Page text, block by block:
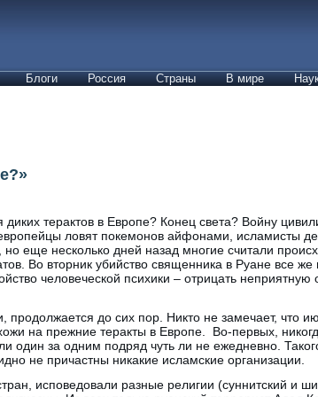
Блоги Россия Страны В мире
диких терактов в Европе? Конец света? Войну
ловят покемонов айфонами, исламисты
но еще несколько дней назад многие считали
Во вторник убийство священника в Руане все же
человеческой психики – отрицать неприятную
продолжается до сих пор. Никто не замечает, что
на прежние теракты в Европе. Во-первых,
один за одним подряд чуть ли не ежедневно.
не причастны никакие исламские организации.
исповедовали разные религии (суннитский и